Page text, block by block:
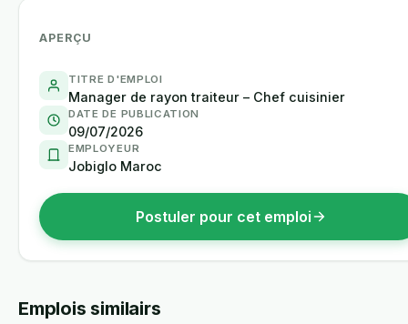
APERÇU
TITRE D'EMPLOI
Manager de rayon traiteur – Chef cuisinier
DATE DE PUBLICATION
09/07/2026
EMPLOYEUR
Jobiglo Maroc
Postuler pour cet emploi
Emplois similairs